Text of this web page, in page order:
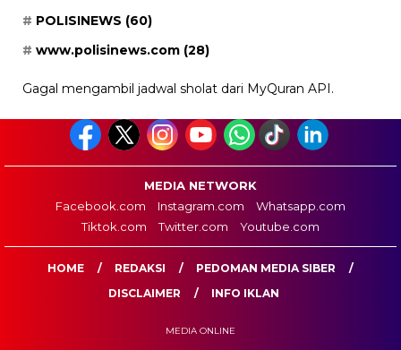
POLISINEWS (60)
www.polisinews.com (28)
Gagal mengambil jadwal sholat dari MyQuran API.
MEDIA NETWORK
Facebook.com
Instagram.com
Whatsapp.com
Tiktok.com
Twitter.com Youtube.com
HOME REDAKSI
PEDOMAN MEDIA SIBER
DISCLAIMER
INFO IKLAN
MEDIA ONLINE